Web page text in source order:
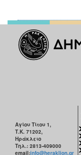
Αγίου Τίτου 1,
Τ.Κ. 71202,
Ηράκλειο
Τηλ.: 2813-409000
email:info@heraklion.gr